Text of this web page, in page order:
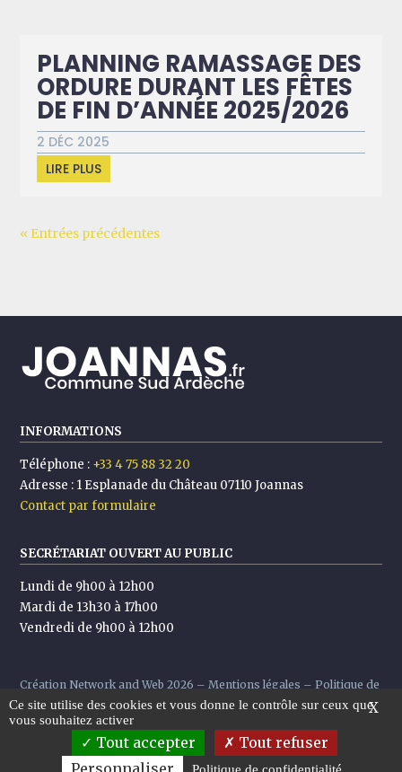
PLANNING RAMASSAGE DES
ORDURE DURANT LES FÊTES
DE FIN D’ANNÉE 2025/2026
2 DÉC 2025
LIRE PLUS
« Entrées précédentes
INFORMATIONS
Téléphone : +33 4 75 88 32 20
Adresse : 1 Esplanade du Château 07110 Joannas
Contact par formulaire
SECRÉTARIAT OUVERT AU PUBLIC
Lundi de 9h00 à 12h00
Mardi de 13h30 à 17h00
Vendredi de 9h00 à 12h00
Création Network and Web 2026 –Mentions légales – Politique de
confidentialité
X
Ce site utilise des cookies et vous donne le contrôle sur ceux que
vous souhaitez activer
Tout accepter
Tout refuser
Personnaliser